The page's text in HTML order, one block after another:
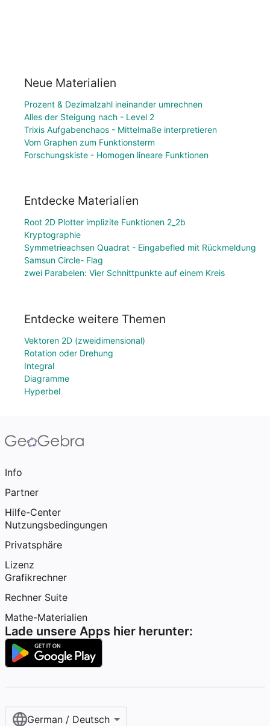
Neue Materialien
Prozent & Dezimalzahl ineinander umrechnen
Alles der Steigung nach - Level 2
Trixis Aufgabenchaos - Mittelmaße interpretieren
Vom Graphen zum Funktionsterm
Forschungskiste - Homogen lineare Funktionen
Entdecke Materialien
Root 2D Plotter implizite Funktionen 2_2b
Kryptographie
Symmetrieachsen Quadrat - Eingabefled mit Rückmeldung
Samsun Circle- Flag
zwei Parabelen: Vier Schnittpunkte auf einem Kreis
Entdecke weitere Themen
Vektoren 2D (zweidimensional)
Rotation oder Drehung
Integral
Diagramme
Hyperbel
Info
Partner
Hilfe-Center
Nutzungsbedingungen
Privatsphäre
Lizenz
Grafikrechner
Rechner Suite
Mathe-Materialien
Lade unsere Apps hier herunter:
German / Deutsch